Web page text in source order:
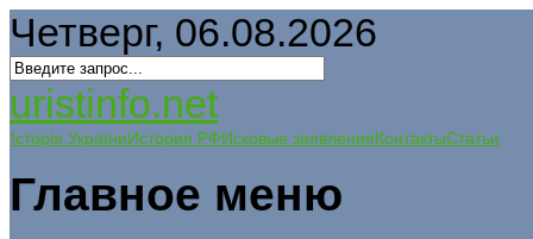
Четверг, 06.08.2026
uristinfo.net
Історія УкраїниИстория РФИсковые заявленияКонтактыСтатьи
Главное меню